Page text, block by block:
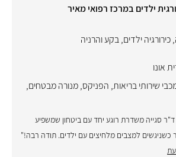
ילדים במרכז רפואי מאיר
,כירורגיה ילדים,בקע והרניה
אונו
שירותי בריאות, הפניקס,מנורה מבטחים,
סגייה משדרת רוגע יחד עם ביטחון שמשפיע
כשניגשים למצבים מלחיצים עם ילדים. תודה רבה!"